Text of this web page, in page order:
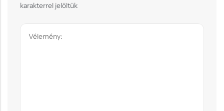
karakterrel jelöltük